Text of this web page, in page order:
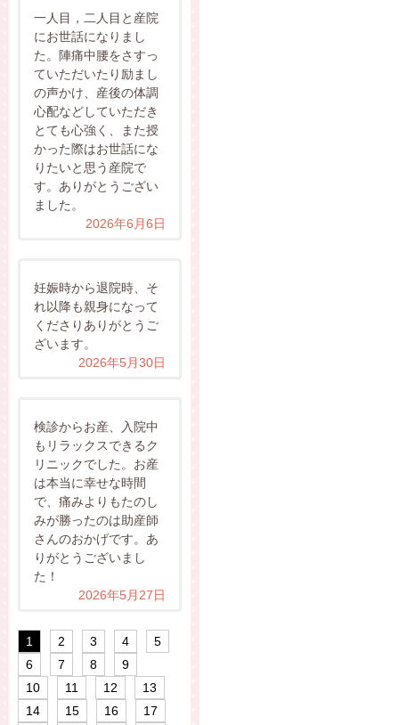
一人目，二人目と産院
にお世話になりまし
た。陣痛中腰をさすっ
ていただいたり励まし
の声かけ、産後の体調
心配などしていただき
とても心強く、また授
かった際はお世話にな
りたいと思う産院で
す。ありがとうござい
ました。
2026年6月6日
妊娠時から退院時、そ
れ以降も親身になって
くださりありがとうご
ざいます。
2026年5月30日
検診からお産、入院中
もリラックスできるク
リニックでした。お産
は本当に幸せな時間
で、痛みよりもたのし
みが勝ったのは助産師
さんのおかげです。あ
りがとうございまし
た！
2026年5月27日
1 2 3 4
5
6
7 8
9
10
11 12
13
14
15 16
17